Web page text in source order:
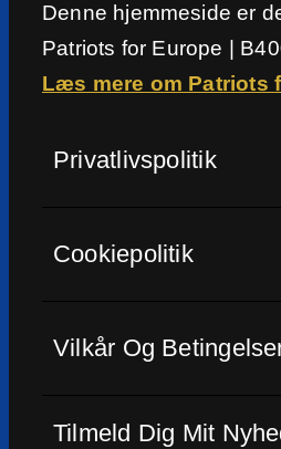
Denne hjemmeside er
Patriots for Europe |
Læs mere om Patriots
Privatlivspolitik
Cookiepolitik
Vilkår Og
Tilmeld Dig Mit